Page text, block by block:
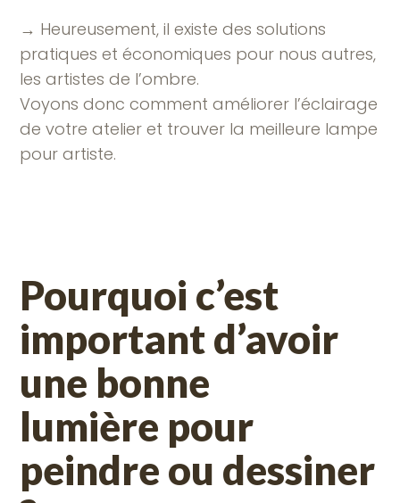
→ Heureusement, il existe des solutions
pratiques et économiques pour nous autres,
les artistes de l’ombre.
Voyons donc comment améliorer l’éclairage
de votre atelier et trouver la meilleure lampe
pour artiste.
Pourquoi c’est
important d’avoir
une bonne
lumière pour
peindre ou dessiner